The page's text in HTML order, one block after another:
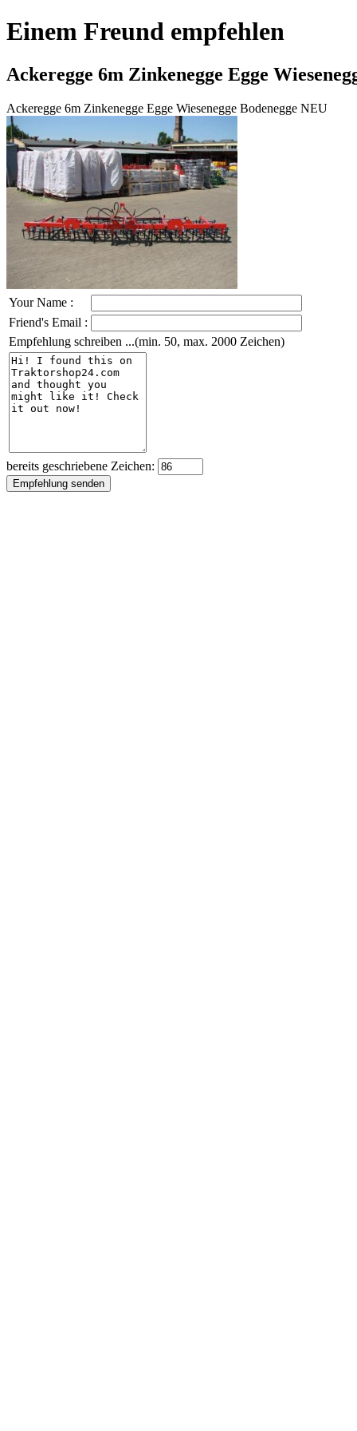
Einem Freund empfehlen
Ackeregge 6m Zinkenegge Egge
Ackeregge 6m Zinkenegge Egge Wiesenegge Bodenegge NEU
Your Name :
Friend's Email :
Empfehlung schreiben ...(min. 50, max. 2000 Zeichen)
bereits geschriebene Zeichen: